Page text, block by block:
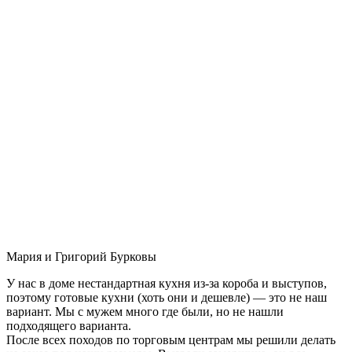
Мария и Григорий Бурковы
У нас в доме нестандартная кухня из-за короба и выступов,
поэтому готовые кухни (хоть они и дешевле) — это не наш
вариант. Мы с мужем много где были, но не нашли
подходящего варианта.
После всех походов по торговым центрам мы решили делать